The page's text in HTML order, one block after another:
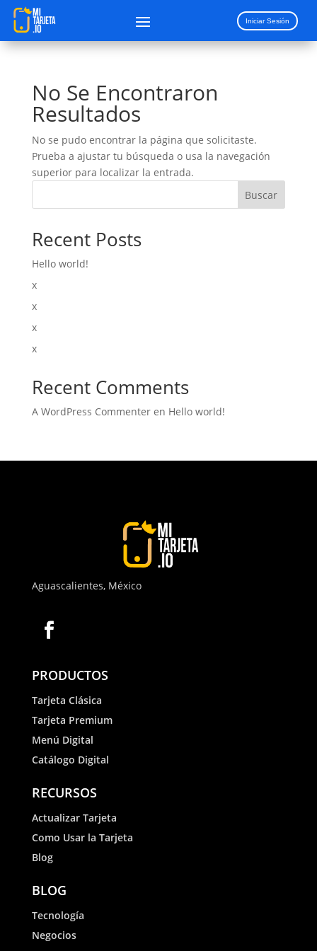
Iniciar Sesión
No Se Encontraron
Resultados
No se pudo encontrar la página que solicitaste.
Prueba a ajustar tu búsqueda o usa la navegación
superior para localizar la entrada.
Buscar
Recent Posts
Hello world!
x
x
x
x
Recent Comments
A WordPress Commenteren Hello world!
Aguascalientes, México
PRODUCTOS
Tarjeta Clásica
Tarjeta Premium
Menú Digital
Catálogo Digital
RECURSOS
Actualizar Tarjeta
Como Usar la Tarjeta
Blog
BLOG
Tecnología
Negocios